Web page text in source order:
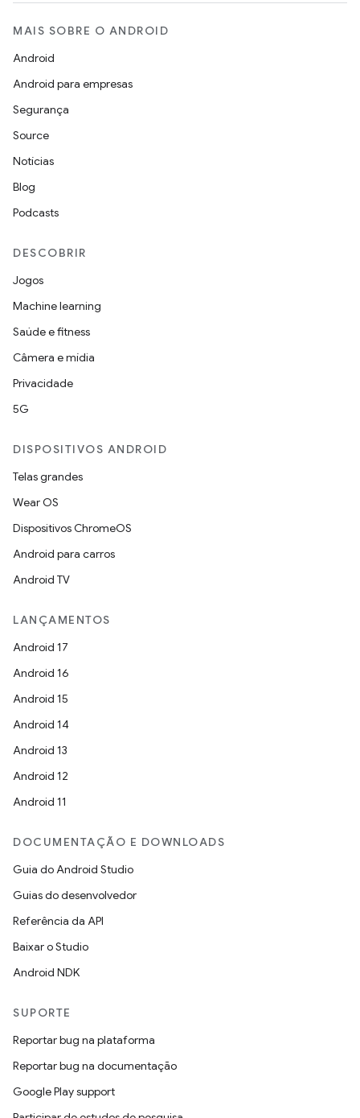
MAIS SOBRE O ANDROID
Android
Android para empresas
Segurança
Source
Notícias
Blog
Podcasts
DESCOBRIR
Jogos
Machine learning
Saúde e fitness
Câmera e mídia
Privacidade
5G
DISPOSITIVOS ANDROID
Telas grandes
Wear OS
Dispositivos ChromeOS
Android para carros
Android TV
LANÇAMENTOS
Android 17
Android 16
Android 15
Android 14
Android 13
Android 12
Android 11
DOCUMENTAÇÃO E DOWNLOADS
Guia do Android Studio
Guias do desenvolvedor
Referência da API
Baixar o Studio
Android NDK
SUPORTE
Reportar bug na plataforma
Reportar bug na documentação
Google Play support